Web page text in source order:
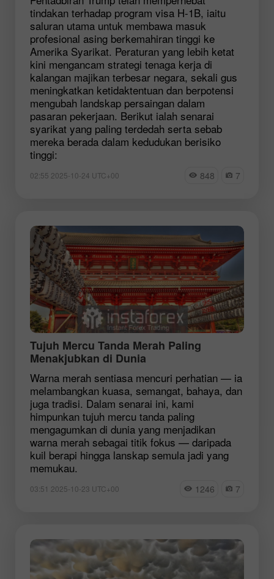
tindakan terhadap program visa H-1B, iaitu
saluran utama untuk membawa masuk
profesional asing berkemahiran tinggi ke
Amerika Syarikat. Peraturan yang lebih ketat
kini mengancam strategi tenaga kerja di
kalangan majikan terbesar negara, sekali gus
meningkatkan ketidaktentuan dan berpotensi
mengubah landskap persaingan dalam
pasaran pekerjaan. Berikut ialah senarai
syarikat yang paling terdedah serta sebab
mereka berada dalam kedudukan berisiko
tinggi:
02:55 2025-10-24 UTC+00 848 7
Tujuh Mercu Tanda Merah Paling
Menakjubkan di Dunia
Warna merah sentiasa mencuri perhatian — ia
melambangkan kuasa, semangat, bahaya, dan
juga tradisi. Dalam senarai ini, kami
himpunkan tujuh mercu tanda paling
mengagumkan di dunia yang menjadikan
warna merah sebagai titik fokus — daripada
kuil berapi hingga lanskap semula jadi yang
memukau.
03:51 2025-10-23 UTC+00 1246 7